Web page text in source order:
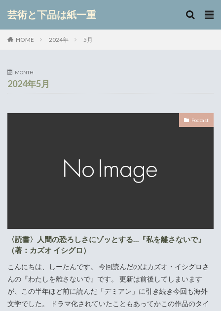
芸術と下品は紙一重
HOME 2024年 5月
MONTH
2024年5月
Podcast
〈読書〉人間の恐ろしさにゾッとする…『私を離さないで』
（著：カズオ イシグロ）
こんにちは、しーたんです。 今回読んだのはカズオ・イシグロさ
んの『わたしを離さないで』です。 更新は前後してしまいます
が、この半年ほど前に読んだ「デミアン」に引き続き今回も海外
文学でした。 ドラマ化されていたこともあってかこの作品のタイ